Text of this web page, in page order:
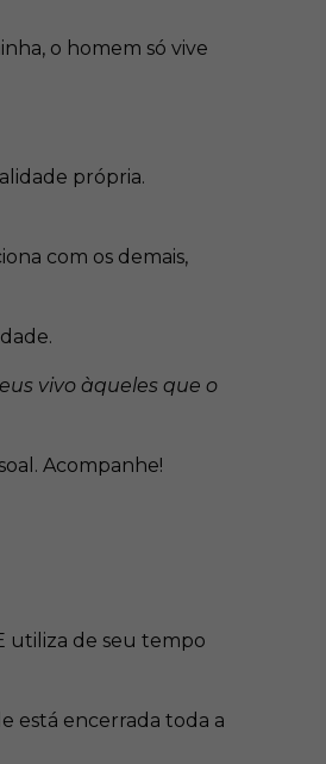
o homem só vive
própria.
com os demais,
vivo àqueles que o
Acompanhe!
utiliza de seu tempo
está encerrada toda a